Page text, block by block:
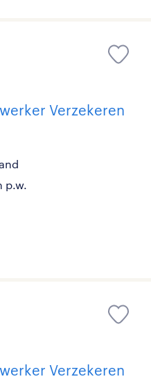
Verzekeren
p.w.
Verzekeren